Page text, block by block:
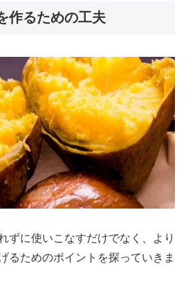
作るための工夫
ずに使いこなすだけでなく、より
るためのポイントを探っていきま